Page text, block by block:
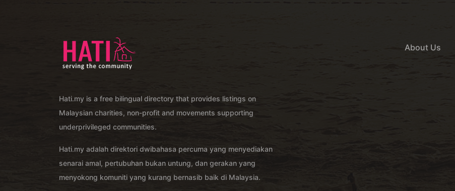
Hati.my is a free bilingual directory that provides listings on
Malaysian charities, non-profit and movements supporting
underprivileged communities.
Hati.my adalah direktori dwibahasa percuma yang menyediakan
senarai amal, pertubuhan bukan untung, dan gerakan yang
menyokong komuniti yang kurang bernasib baik di Malaysia.
About Us